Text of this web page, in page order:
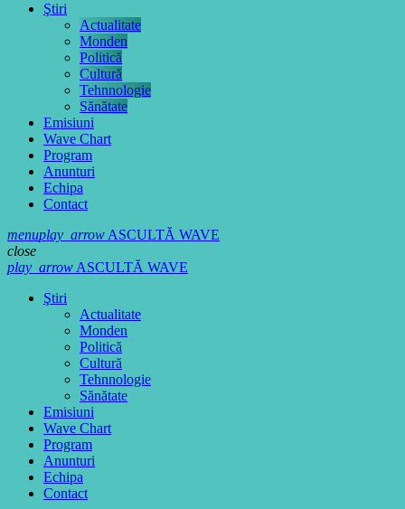
Ştiri
Actualitate
Monden
Politică
Cultură
Tehnnologie
Sănătate
Emisiuni
Wave Chart
Program
Anunturi
Echipa
Contact
menuplay_arrowASCULTĂ WAVE
close
play_arrowASCULTĂ WAVE
Ştiri
Actualitate
Monden
Politică
Cultură
Tehnnologie
Sănătate
Emisiuni
Wave Chart
Program
Anunturi
Echipa
Contact